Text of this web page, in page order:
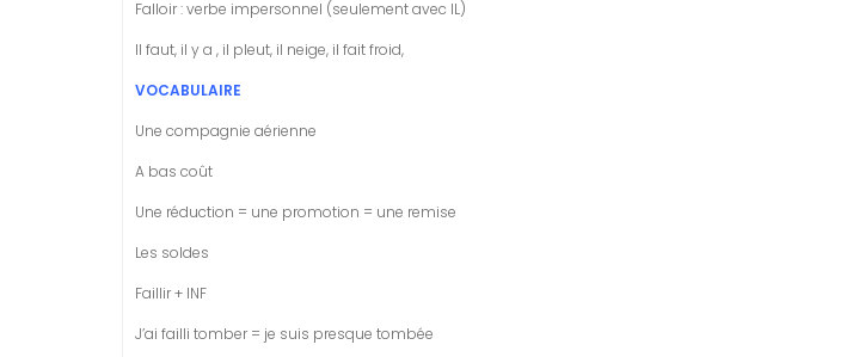
Falloir : verbe impersonnel (seulement avec IL)
Il faut, il y a , il pleut, il neige, il fait froid,
VOCABULAIRE
Une compagnie aérienne
A bas coût
Une réduction = une promotion = une remise
Les soldes
Faillir + INF
J’ai failli tomber = je suis presque tombée